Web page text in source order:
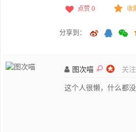
点赞 0 收
分享到：
图次喵 关注
这个人很懒，什么都